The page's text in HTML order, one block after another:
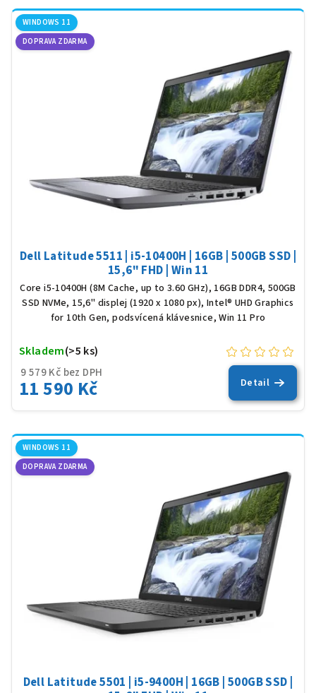
WINDOWS 11
DOPRAVA ZDARMA
Dell Latitude 5511 | i5-10400H | 16GB | 500GB SSD |
15,6" FHD | Win 11
Core i5-10400H (8M Cache, up to 3.60 GHz), 16GB DDR4, 500GB
SSD NVMe, 15,6" displej (1920 x 1080 px), Intel® UHD Graphics
for 10th Gen, podsvícená klávesnice, Win 11 Pro
9 579 Kč bez DPH
11 590 Kč
Skladem(>5 ks)
Detail
WINDOWS 11
DOPRAVA ZDARMA
Dell Latitude 5501 | i5-9400H | 16GB | 500GB SSD |